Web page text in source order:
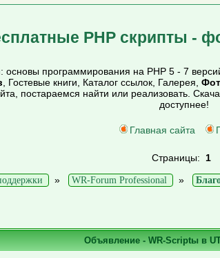
PHP скрипты -
программирования на PHP 5 - 7
, Гостевые книги, Каталог ссылок, Галерея,
постараемся найти или реализовать.
доступнее!
Главная сайта
Страницы: 1
» WR-Forum Professional »
Объявление - WR-Scriptы в